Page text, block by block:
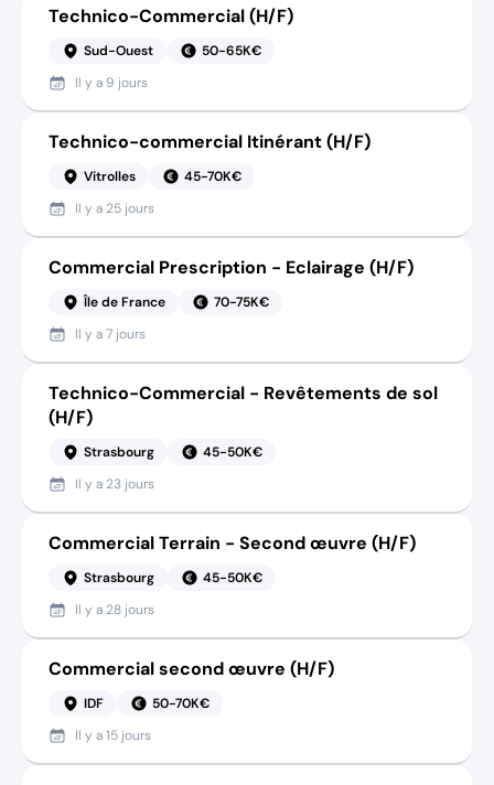
Technico-Commercial (H/F)
Sud-Ouest
50-65K€
Il y a 9 jours
Technico-commercial Itinérant (H/F)
Vitrolles
45-70K€
Il y a 25 jours
Commercial Prescription - Eclairage (H/F)
Île de France
70-75K€
Il y a7 jours
Technico-Commercial - Revêtements de sol
(H/F)
Strasbourg
45-50K€
Il y a 23 jours
Commercial Terrain - Second œuvre (H/F)
Strasbourg
45-50K€
Il y a 28 jours
Commercial second œuvre (H/F)
IDF
50-70K€
Il y a15 jours